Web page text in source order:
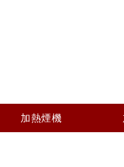
加熱煙機